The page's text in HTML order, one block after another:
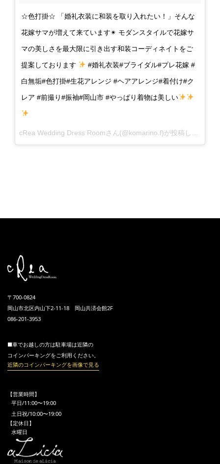
☆色打掛☆ 「婚礼衣装に和装を取り入れたい！」そんな
花嫁サマが増えて来ています✴︎ モダンスタイルで花嫁サ
マの美しさを最大限に引き出す和装コーディネイトをご
提案しております #婚礼衣装#ブライダル#プレ花嫁 #
白無垢#色打掛#生花アレンジ #ヘアアレンジ#着付け#ク
レア #前撮り#振袖#岡山市 #やっぱり着物は美しい
〒700-0824
岡山市北区内山下2-11-18 岡山共済会館2F
086-201-3953
■車でお越しの方は駐車場は近隣の
コインパーキングをご利用ください。
近隣のコインパーキングを画像で見る
【営業時間】
平日/11:00〜19:00
土日祝/10:00〜19:00
【定休日】
水曜日